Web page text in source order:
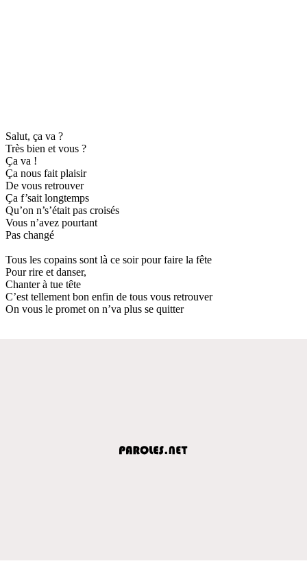
Salut, ça va ?
Très bien et vous ?
Ça va !
Ça nous fait plaisir
De vous retrouver
Ça f’sait longtemps
Qu’on n’s’était pas croisés
Vous n’avez pourtant
Pas changé
Tous les copains sont là ce soir pour faire la fête
Pour rire et danser,
Chanter à tue tête
C’est tellement bon enfin de tous vous retrouver
On vous le promet on n’va plus se quitter